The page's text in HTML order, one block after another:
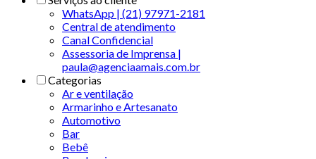
WhatsApp | (21) 97971-2181
Central de atendimento
Canal Confidencial
Assessoria de Imprensa |
paula@agenciaamais.com.br
Categorias
Ar e ventilação
Armarinho e Artesanato
Automotivo
Bar
Bebê